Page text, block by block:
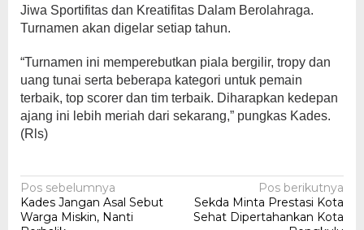
Jiwa Sportifitas dan Kreatifitas Dalam Berolahraga.
Turnamen akan digelar setiap tahun.
“Turnamen ini memperebutkan piala bergilir, tropy dan
uang tunai serta beberapa kategori untuk pemain
terbaik, top scorer dan tim terbaik. Diharapkan kedepan
ajang ini lebih meriah dari sekarang,” pungkas Kades.
(Rls)
Navigasi
pos
Pos sebelumnya
Kades Jangan Asal Sebut
Warga Miskin, Nanti
Pos berikutnya
Sekda Minta Prestasi Kota
Sehat Dipertahankan Kota